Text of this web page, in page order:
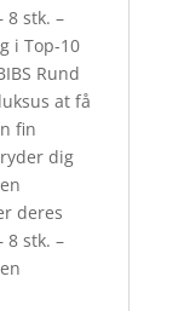
8 stk. –
i Top-10
Rund
at få
fin
dig
deres
8 stk. –